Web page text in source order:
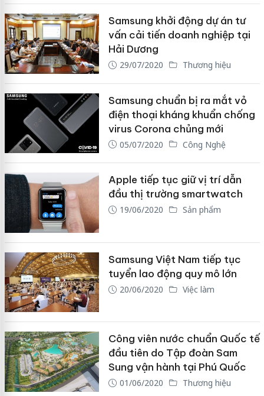
Samsung khởi động dự án tư
vấn cải tiến doanh nghiệp tại
Hải Dương
29/07/2020 Thương hiệu
Samsung chuẩn bị ra mắt vỏ
điện thoại kháng khuẩn chống
virus Corona chủng mới
05/07/2020 Công Nghệ
Apple tiếp tục giữ vị trí dẫn
đầu thị trường smartwatch
19/06/2020 Sản phẩm
Samsung Việt Nam tiếp tục
tuyển lao động quy mô lớn
20/06/2020 Việc làm
Công viên nước chuẩn Quốc tế
đầu tiên do Tập đoàn Sam
Sung vận hành tại Phú Quốc
01/06/2020 Thương hiệu